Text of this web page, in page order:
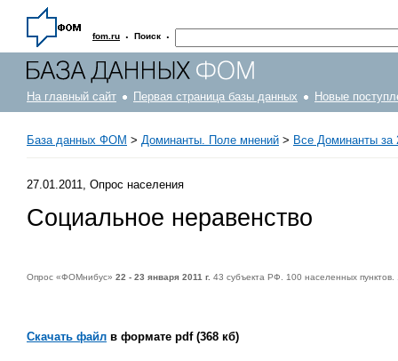
fom.ru · Поиск ·
На главный сайт Первая страница базы данных Новые
База данных ФОМ > Доминанты. Поле мнений > Все Доминанты за
27.01.2011, Опрос населения
Социальное неравенство
Опрос «ФОМнибус» 22 - 23 января 2011 г. 43 субъекта РФ. 100 населенных
Скачать файл в формате pdf (368 кб)